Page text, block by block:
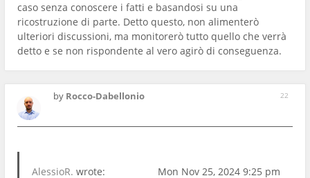
caso senza conoscere i fatti e basandosi su una
ricostruzione di parte. Detto questo, non alimenterò
ulteriori discussioni, ma monitorerò tutto quello che verrà
detto e se non rispondente al vero agirò di conseguenza.
22
by Rocco-Dabellonio
AlessioR. wrote: Mon Nov 25, 2024 9:25 pm